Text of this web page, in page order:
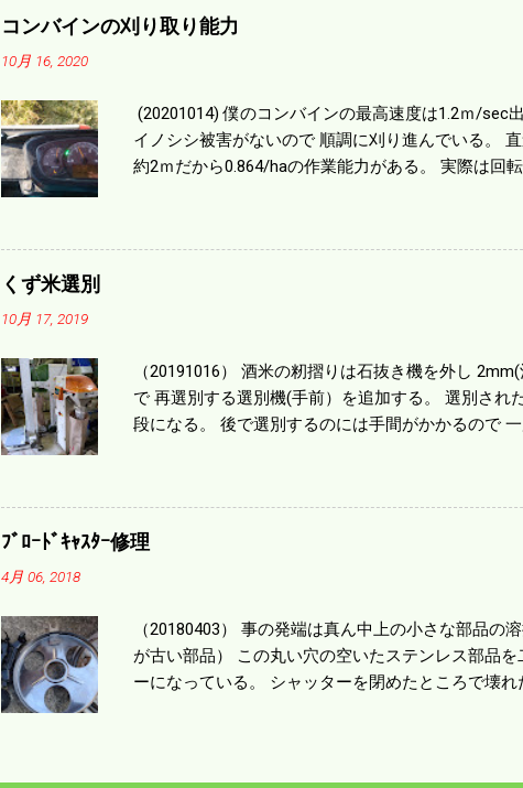
コンバインの刈り取り能力
10月 16, 2020
(20201014) 僕のコンバインの最高速度は1.2ｍ/sec
イノシシ被害がないので 順調に刈り進んでいる。
約2ｍだから0.864/haの作業能力がある。 実際は回
ｃｍ速いのがあったが 籾の運搬や乾燥機の容量、
足している。 というより買った時はまだ耕作面積
くず米選別
10月 17, 2019
（20191016） 酒米の籾摺りは石抜き機を外し
で 再選別する選別機(手前）を追加する。 選別さ
段になる。 後で選別するのには手間がかかるので
る。 籾摺りをしていてくず米の袋の交換はライン
う。 実感としては90が正しいと思うが こんな年は
っていた。 今年は7月の日照不足と8月の酷暑、あ
いるという。 僕はウンカの被害は免れたがイノシ
ﾌﾞﾛｰﾄﾞｷｬｽﾀｰ修理
4月 06, 2018
（20180403） 事の発端は真ん中上の小さな部品
が古い部品） この丸い穴の空いたステンレス部品
ーになっている。 シャッターを閉めたところで壊
く高い部品だ。 不満はあるが本体を買うことを思